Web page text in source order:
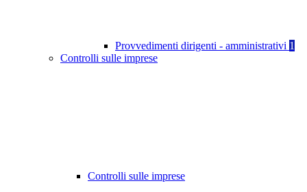
Provvedimenti dirigenti - amministrativi 1
Controlli sulle imprese
Controlli sulle imprese